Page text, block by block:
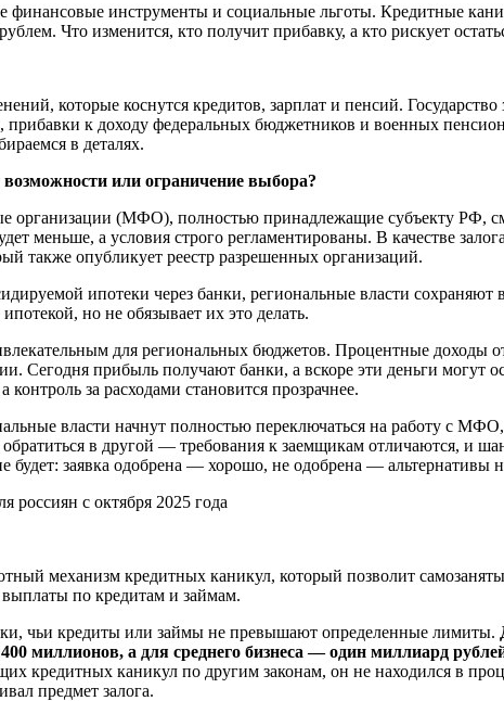
финансовые инструменты и социальные льготы. Кредитные
Что изменится, кто получит прибавку, а кто рискует
которые коснутся кредитов, зарплат и пенсий.
к доходу федеральных бюджетников и военных
в деталях.
или ограничение выбора?
организации (МФО), полностью принадлежащие субъекту РФ,
меньше, а условия строго регламентированы. В качестве
также опубликует реестр разрешенных организаций.
ипотеки через банки, региональные власти сохраняют
но не обязывает их это делать.
для региональных бюджетов. Процентные доходы
Сегодня прибыль получают банки, а вскоре эти деньги могут
за расходами становится прозрачнее.
власти начнут полностью переключаться на работу с
обратиться в другой — требования к заемщикам отличаются, и
заявка одобрена — хорошо, не одобрена — альтернативы
механизм кредитных каникул, который позволит
выплаты по кредитам и займам.
чьи кредиты или займы не превышают определенные лимиты.
миллионов, а для среднего бизнеса — один миллиард
кредитных каникул по другим законам, он не находился в
предмет залога.